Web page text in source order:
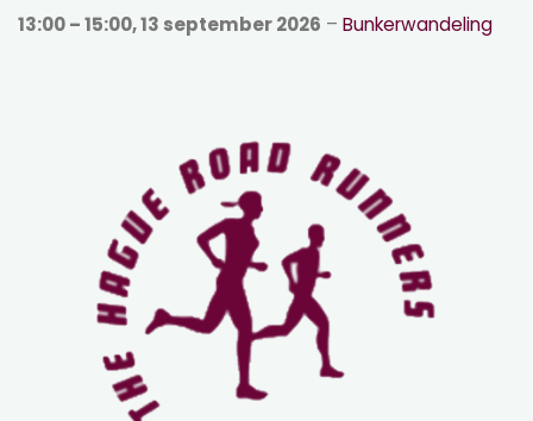
13:00– 15:00,13 september 2026 –Bunkerwandeling